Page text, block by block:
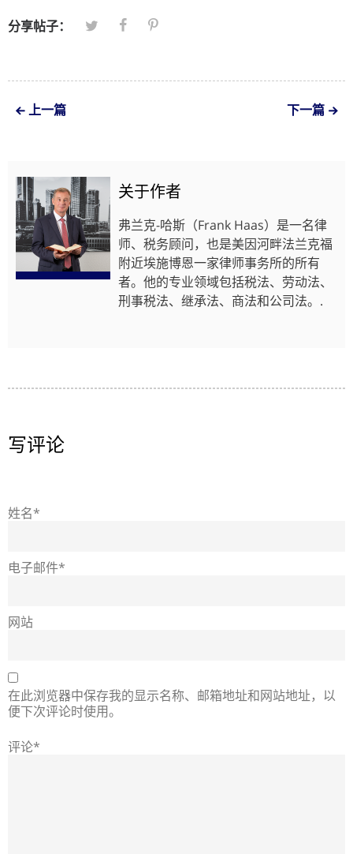
分享帖子：
上一篇 下一篇
关于作者
弗兰克-哈斯（Frank Haas）是一名律
师、税务顾问，也是美因河畔法兰克福
附近埃施博恩一家律师事务所的所有
者。他的专业领域包括税法、劳动法、
刑事税法、继承法、商法和公司法。.
写评论
姓名*
电子邮件*
网站
在此浏览器中保存我的显示名称、邮箱地址和网站地址，以
便下次评论时使用。
评论*